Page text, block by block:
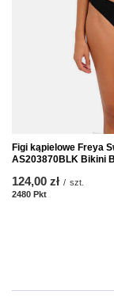
Figi kąpielowe Freya
AS203870BLK Bikini
124,00 zł / szt.
2480 Pkt